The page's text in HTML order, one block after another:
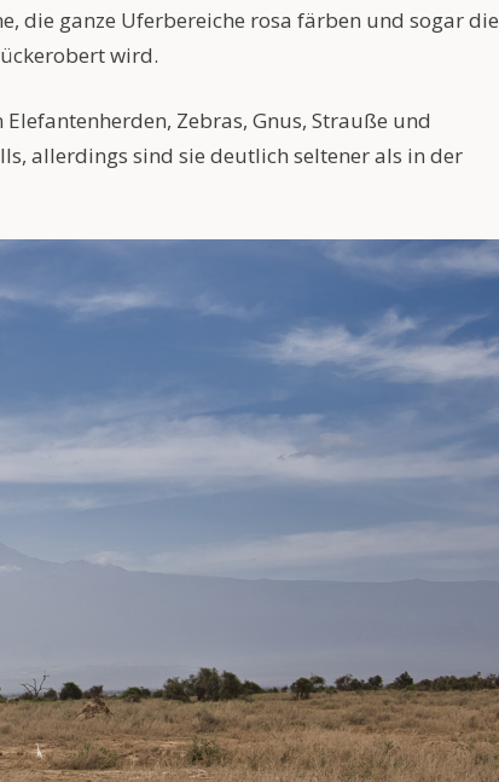
die ganze Uferbereiche rosa färben und sogar die
wird.
Zebras, Gnus, Strauße und
allerdings sind sie deutlich seltener als in der